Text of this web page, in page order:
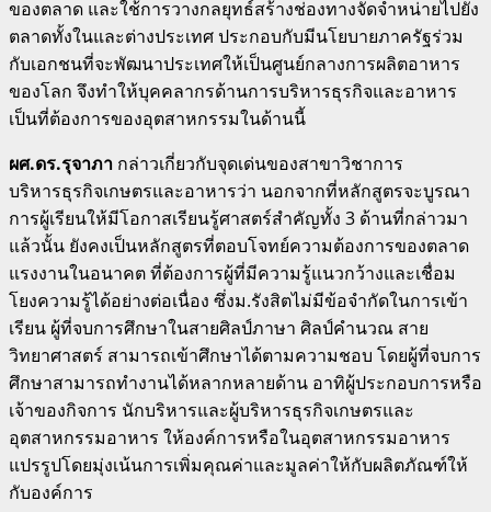
ของตลาด และใช้การวางกลยุทธ์สร้างช่องทางจัดจำหน่ายไปยัง
ตลาดทั้งในและต่างประเทศ ประกอบกับมีนโยบายภาครัฐร่วม
กับเอกชนที่จะพัฒนาประเทศให้เป็นศูนย์กลางการผลิตอาหาร
ของโลก จึงทำให้บุคคลากรด้านการบริหารธุรกิจและอาหาร
เป็นที่ต้องการของอุตสาหกรรมในด้านนี้
ผศ.ดร.รุจาภา กล่าวเกี่ยวกับจุดเด่นของสาขาวิชาการ
บริหารธุรกิจเกษตรและอาหารว่า นอกจากที่หลักสูตรจะบูรณา
การผู้เรียนให้มีโอกาสเรียนรู้ศาสตร์สำคัญทั้ง 3 ด้านที่กล่าวมา
แล้วนั้น ยังคงเป็นหลักสูตรที่ตอบโจทย์ความต้องการของตลาด
แรงงานในอนาคต ที่ต้องการผู้ที่มีความรู้แนวกว้างและเชื่อม
โยงความรู้ได้อย่างต่อเนื่อง ซึ่งม.รังสิตไม่มีข้อจำกัดในการเข้า
เรียน ผู้ที่จบการศึกษาในสายศิลป์ภาษา ศิลป์คำนวณ สาย
วิทยาศาสตร์ สามารถเข้าศึกษาได้ตามความชอบ โดยผู้ที่จบการ
ศึกษาสามารถทำงานได้หลากหลายด้าน อาทิผู้ประกอบการหรือ
เจ้าของกิจการ นักบริหารและผู้บริหารธุรกิจเกษตรและ
อุตสาหกรรมอาหาร ให้องค์การหรือในอุตสาหกรรมอาหาร
แปรรูปโดยมุ่งเน้นการเพิ่มคุณค่าและมูลค่าให้กับผลิตภัณฑ์ให้
กับองค์การ